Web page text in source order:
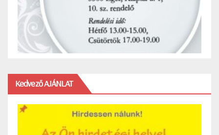
Kedvező AJÁNLAT